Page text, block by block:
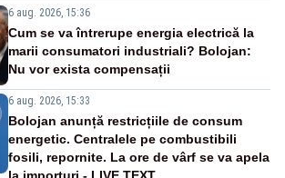
6 aug. 2026, 15:36
Cum se va întrerupe energia electrică la
marii consumatori industriali? Bolojan:
Nu vor exista compensații
6 aug. 2026, 15:33
Bolojan anunță restricțiile de consum
energetic. Centralele pe combustibili
fosili, repornite. La ore de vârf se va apela
la importuri - LIVE TEXT